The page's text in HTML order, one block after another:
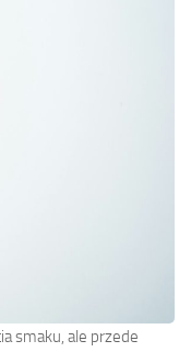
smaku, ale przede